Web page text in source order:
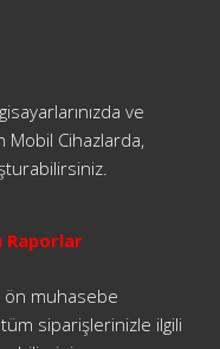
ve
Mobil Cihazlarda,
Raporlar
ön muhasebe
siparişlerinizle ilgili